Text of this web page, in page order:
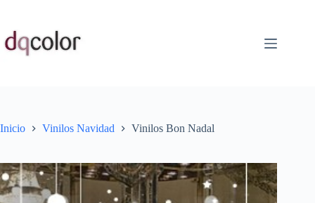
contenido
Inicio Vinilos Navidad Vinilos Bon Nadal